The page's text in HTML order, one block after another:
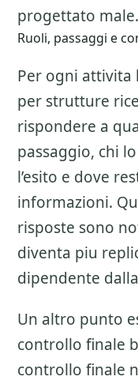
progettato male.
Ruoli, passaggi e
Per ogni attivita
per strutture
rispondere a
passaggio, chi
l’esito e dove
informazioni.
risposte sono
diventa piu
dipendente
Un altro punto
controllo finale
controllo finale